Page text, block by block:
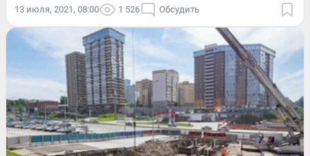
13 июля, 2021, 08:00 1 526 Обсудить